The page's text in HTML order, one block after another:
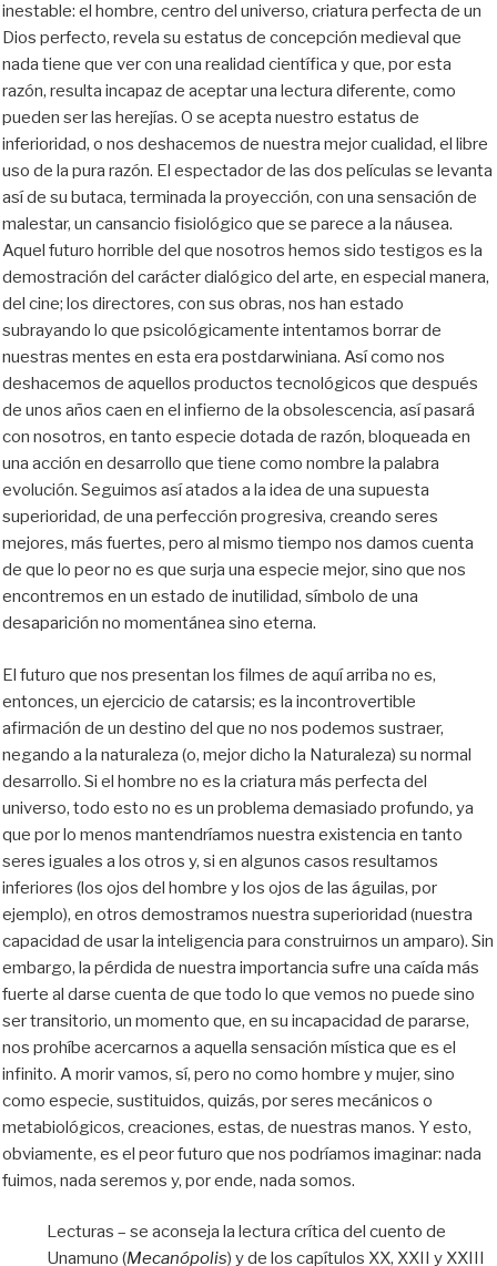
inestable: el hombre, centro del universo, criatura perfecta de un
Dios perfecto, revela su estatus de concepción medieval que
nada tiene que ver con una realidad científica y que, por esta
razón, resulta incapaz de aceptar una lectura diferente, como
pueden ser las herejías. O se acepta nuestro estatus de
inferioridad, o nos deshacemos de nuestra mejor cualidad, el libre
uso de la pura razón. El espectador de las dos películas se levanta
así de su butaca, terminada la proyección, con una sensación de
malestar, un cansancio fisiológico que se parece a la náusea.
Aquel futuro horrible del que nosotros hemos sido testigos es la
demostración del carácter dialógico del arte, en especial manera,
del cine; los directores, con sus obras, nos han estado
subrayando lo que psicológicamente intentamos borrar de
nuestras mentes en esta era postdarwiniana. Así como nos
deshacemos de aquellos productos tecnológicos que después
de unos años caen en el infierno de la obsolescencia, así pasará
con nosotros, en tanto especie dotada de razón, bloqueada en
una acción en desarrollo que tiene como nombre la palabra
evolución. Seguimos así atados a la idea de una supuesta
superioridad, de una perfección progresiva, creando seres
mejores, más fuertes, pero al mismo tiempo nos damos cuenta
de que lo peor no es que surja una especie mejor, sino que nos
encontremos en un estado de inutilidad, símbolo de una
desaparición no momentánea sino eterna.
El futuro que nos presentan los filmes de aquí arriba no es,
entonces, un ejercicio de catarsis; es la incontrovertible
afirmación de un destino del que no nos podemos sustraer,
negando a la naturaleza (o, mejor dicho la Naturaleza) su normal
desarrollo. Si el hombre no es la criatura más perfecta del
universo, todo esto no es un problema demasiado profundo, ya
que por lo menos mantendríamos nuestra existencia en tanto
seres iguales a los otros y, si en algunos casos resultamos
inferiores (los ojos del hombre y los ojos de las águilas, por
ejemplo), en otros demostramos nuestra superioridad (nuestra
capacidad de usar la inteligencia para construirnos un amparo). Sin
embargo, la pérdida de nuestra importancia sufre una caída más
fuerte al darse cuenta de que todo lo que vemos no puede sino
ser transitorio, un momento que, en su incapacidad de pararse,
nos prohíbe acercarnos a aquella sensación mística que es el
infinito. A morir vamos, sí, pero no como hombre y mujer, sino
como especie, sustituidos, quizás, por seres mecánicos o
metabiológicos, creaciones, estas, de nuestras manos. Y esto,
obviamente, es el peor futuro que nos podríamos imaginar: nada
fuimos, nada seremos y, por ende, nada somos.
Lecturas – se aconseja la lectura crítica del cuento de
Unamuno (Mecanópolis) y de los capítulos XX, XXII y XXIII